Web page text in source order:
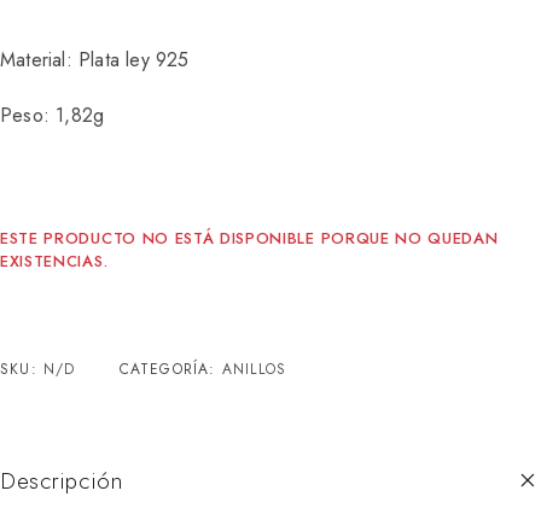
Material: Plata ley 925
Peso: 1,82g
ESTE PRODUCTO NO ESTÁ DISPONIBLE PORQUE NO QUEDAN
EXISTENCIAS.
SKU: N/D CATEGORÍA: ANILLOS
Descripción